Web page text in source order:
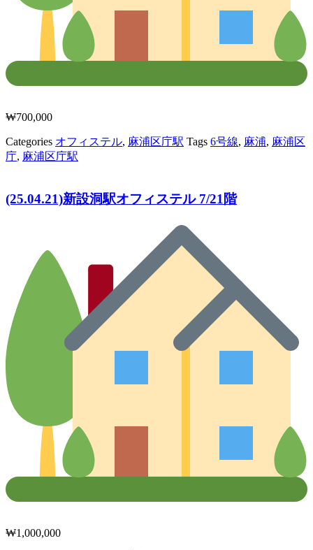
₩700,000
Categories オフィステル, 麻浦区庁駅 Tags 6号線, 麻浦, 麻浦区
庁, 麻浦区庁駅
(25.04.21)新設洞駅オフィステル 7/21階
₩1,000,000